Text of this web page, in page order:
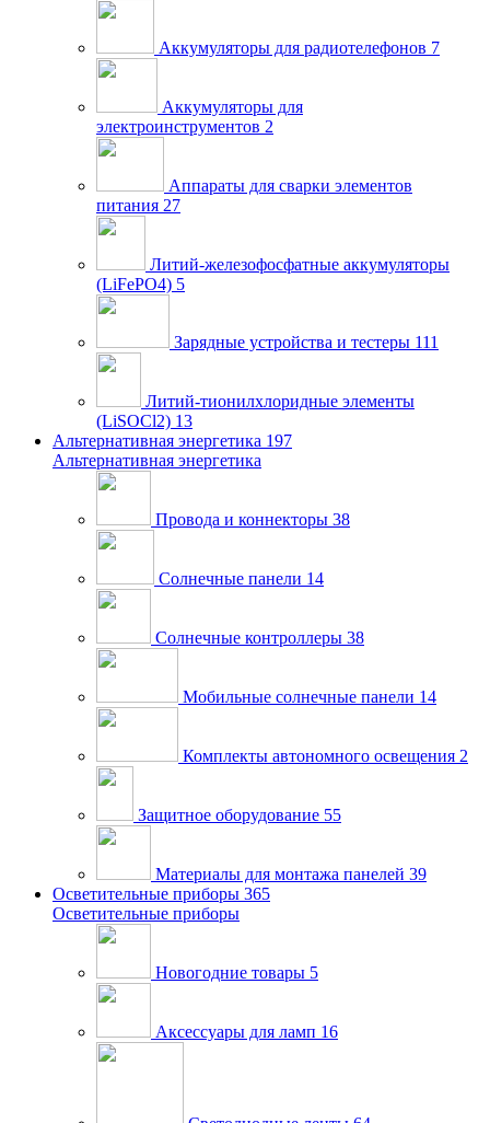
Аккумуляторы для радиотелефонов 7
Аккумуляторы для
электроинструментов 2
Аппараты для сварки элементов
питания 27
Литий-железофосфатные аккумуляторы
(LiFePO4) 5
Зарядные устройства и тестеры 111
Литий-тионилхлоридные элементы
(LiSOCl2) 13
Альтернативная энергетика 197
Альтернативная энергетика
Провода и коннекторы 38
Солнечные панели 14
Солнечные контроллеры 38
Мобильные солнечные панели 14
Комплекты автономного освещения 2
Защитное оборудование 55
Материалы для монтажа панелей 39
Осветительные приборы 365
Осветительные приборы
Новогодние товары 5
Аксессуары для ламп 16